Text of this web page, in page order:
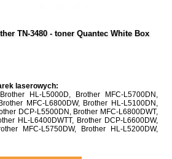
TN-3480 - toner Quantec White Box
laserowych:
HL-L5000D, Brother MFC-L5700DN,
MFC-L6800DW, Brother HL-L5100DN,
DCP-L5500DN, Brother MFC-L6800DWT,
HL-L6400DWTT, Brother DCP-L6600DW,
MFC-L5750DW, Brother HL-L5200DW,